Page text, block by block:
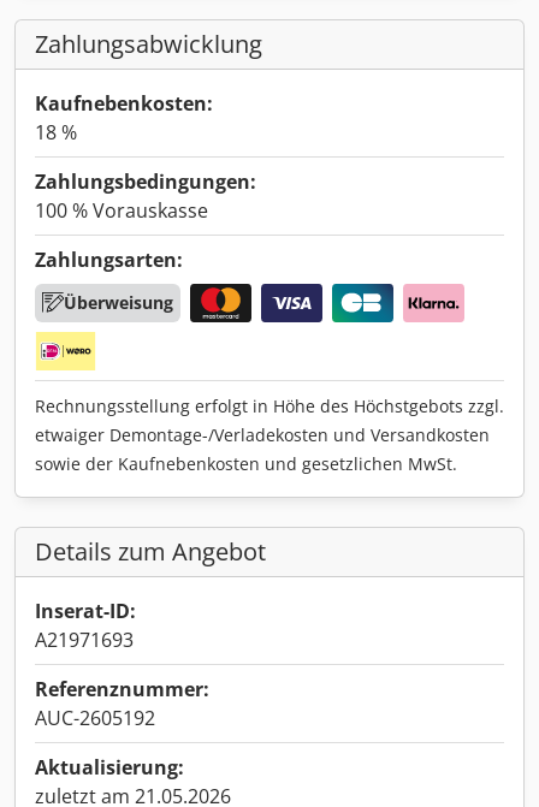
Zahlungsabwicklung
Kaufnebenkosten:
18 %
Zahlungsbedingungen:
100 % Vorauskasse
Zahlungsarten:
Überweisung
Rechnungsstellung erfolgt in Höhe des Höchstgebots zzgl.
etwaiger Demontage-/Verladekosten und Versandkosten
sowie der Kaufnebenkosten und gesetzlichen MwSt.
Details zum Angebot
Inserat-ID:
A21971693
Referenznummer:
AUC-2605192
Aktualisierung:
zuletzt am 21.05.2026